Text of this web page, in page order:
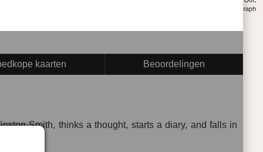
kaarten Beoordelingen
Smith, thinks a thought, starts a diary, and falls in